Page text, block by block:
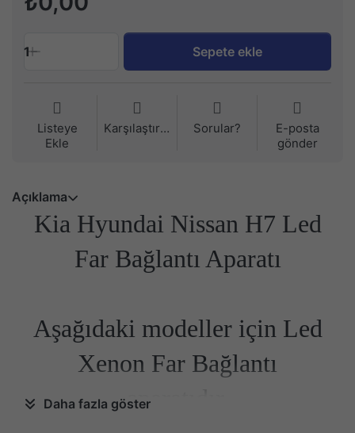
1 Sepete ekle
Listeye
Ekle
Karşılaştırma Sorular?
E-posta
gönder
Açıklama
Kia Hyundai Nissan H7 Led
Far Bağlantı Aparatı
Aşağıdaki modeller için Led
Xenon Far Bağlantı
aparatıdır.
Daha fazla göster